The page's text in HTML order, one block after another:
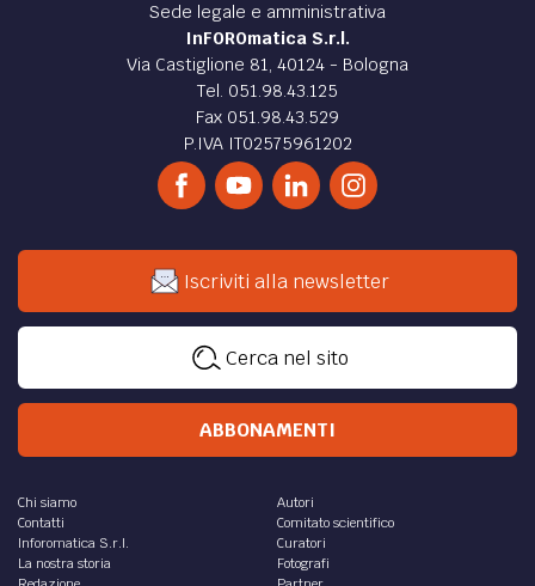
Sede legale e amministrativa
InFOROmatica S.r.l.
Via Castiglione 81, 40124 - Bologna
Tel. 051.98.43.125
Fax 051.98.43.529
P.IVA IT02575961202
Iscriviti alla newsletter
Cerca nel sito
ABBONAMENTI
Chi siamo
Contatti
Inforomatica S.r.l.
La nostra storia
Autori
Comitato scientifico
Curatori
Fotografi